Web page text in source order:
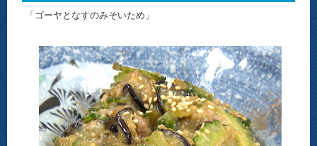
「ゴーヤとなすのみそいため」